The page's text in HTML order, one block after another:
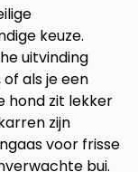
keuze.
uitvinding
als je een
hond zit lekker
zijn
voor frisse
bui.